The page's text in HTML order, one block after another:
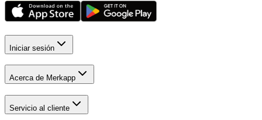
Iniciar sesión
Acerca de Merkapp
Servicio al cliente